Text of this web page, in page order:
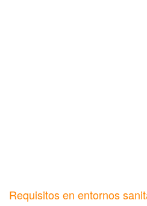
Requisitos en entornos